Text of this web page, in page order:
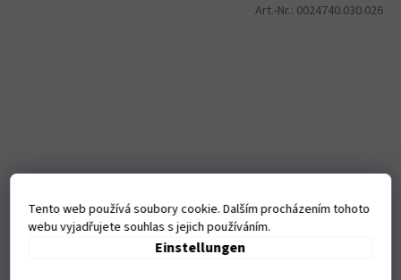
Tento web používá soubory cookie. Dalším procházením tohoto
webu vyjadřujete souhlas s jejich používáním.
Einstellungen
Art.-Nr.: 0024740.030.026